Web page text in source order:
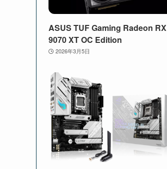
ASUS TUF Gaming Radeon RX
9070 XT OC Edition
2026年3月5日